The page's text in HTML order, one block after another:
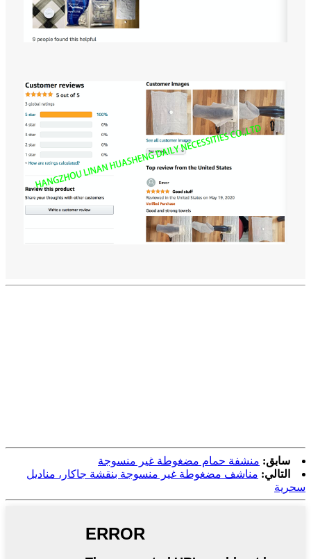
سابق: منشفة حمام مضغوطة غير منسوجة
التالي: مناشف مضغوطة غير منسوجة بنقشة جاكار، مناديل
سحرية